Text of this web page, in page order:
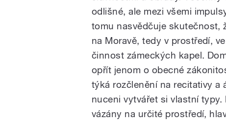
odlišné, ale mezi všemi
tomu nasvědčuje skutečnost,
na Moravě, tedy v prostředí,
činnost zámeckých kapel.
opřít jenom o obecné
týká rozčlenění na recitativy a
nuceni vytvářet si vlastní
vázány na určité prostředí,